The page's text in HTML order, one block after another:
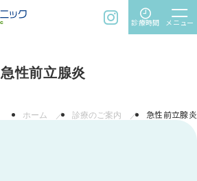
instagram time
診療時間
menu
メニュー
急性前立腺炎
ホーム 診療のご案内 急性前立腺炎